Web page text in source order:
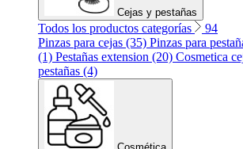
Cejas y pestañas
Todos los productos categorías
94
Pinzas para cejas (35) Pinzas para
(1) Pestañas extension (20) Cosmetica
pestañas (4)